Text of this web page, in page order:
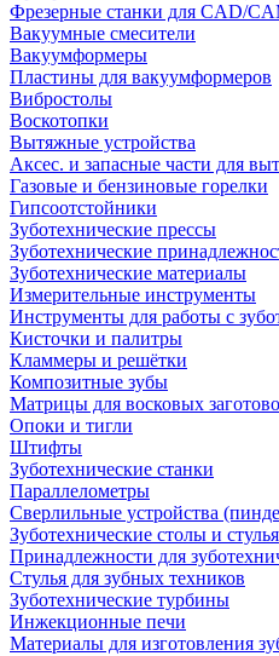
Фрезерные станки для CAD/
Вакуумные смесители
Вакуумформеры
Пластины для вакуумформеров
Вибростолы
Воскотопки
Вытяжные устройства
Аксес. и запасные части для
Газовые и бензиновые горелки
Гипсоотстойники
Зуботехнические прессы
Зуботехнические
Зуботехнические материалы
Измерительные инструменты
Инструменты для работы с
Кисточки и палитры
Кламмеры и решётки
Композитные зубы
Матрицы для восковых
Опоки и тигли
Штифты
Зуботехнические станки
Параллелометры
Сверлильные устройства
Зуботехнические столы и стулья
Принадлежности для
Стулья для зубных техников
Зуботехнические турбины
Инжекционные печи
Материалы для изготовления